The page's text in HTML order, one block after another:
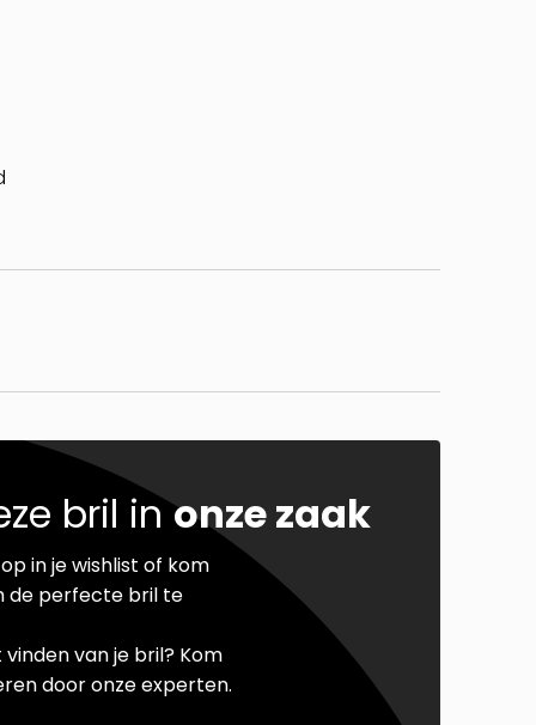
bril inonze zaak
in je wishlist of kom
de perfecte bril te
van je bril? Kom
door onze experten.